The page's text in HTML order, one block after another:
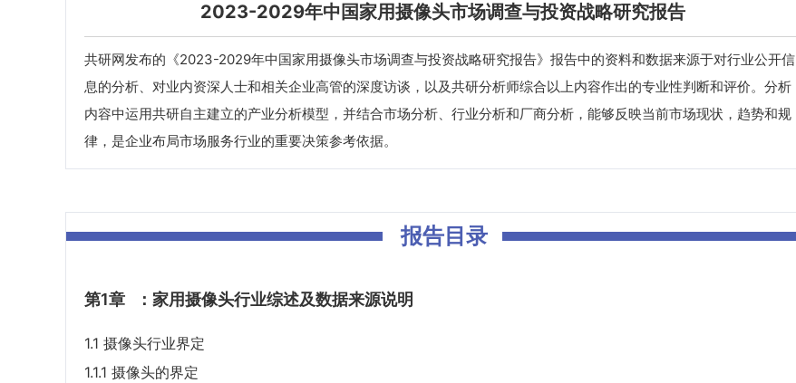
2023-2029年中国家用摄像头市场调查与投资战略研究报告
共研网发布的《2023-2029年中国家用摄像头市场调查与投资战略研究报告》报告中的资料和数据来源于对行业公开信
息的分析、对业内资深人士和相关企业高管的深度访谈，以及共研分析师综合以上内容作出的专业性判断和评价。分析
内容中运用共研自主建立的产业分析模型，并结合市场分析、行业分析和厂商分析，能够反映当前市场现状，趋势和规
律，是企业布局市场服务行业的重要决策参考依据。
报告目录
第1章 ：家用摄像头行业综述及数据来源说明
1.1 摄像头行业界定
1.1.1 摄像头的界定